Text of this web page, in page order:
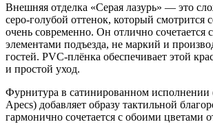
Внешняя отделка «Серая лазурь» — это
серо-голубой оттенок, который смотрится
очень современно. Он отлично сочетается
элементами подъезда, не маркий и
гостей. PVC-плёнка обеспечивает этой
и простой уход.
Фурнитура в сатинированном исполнении
Apecs) добавляет образу тактильной
гармонично сочетается с обоими цветами